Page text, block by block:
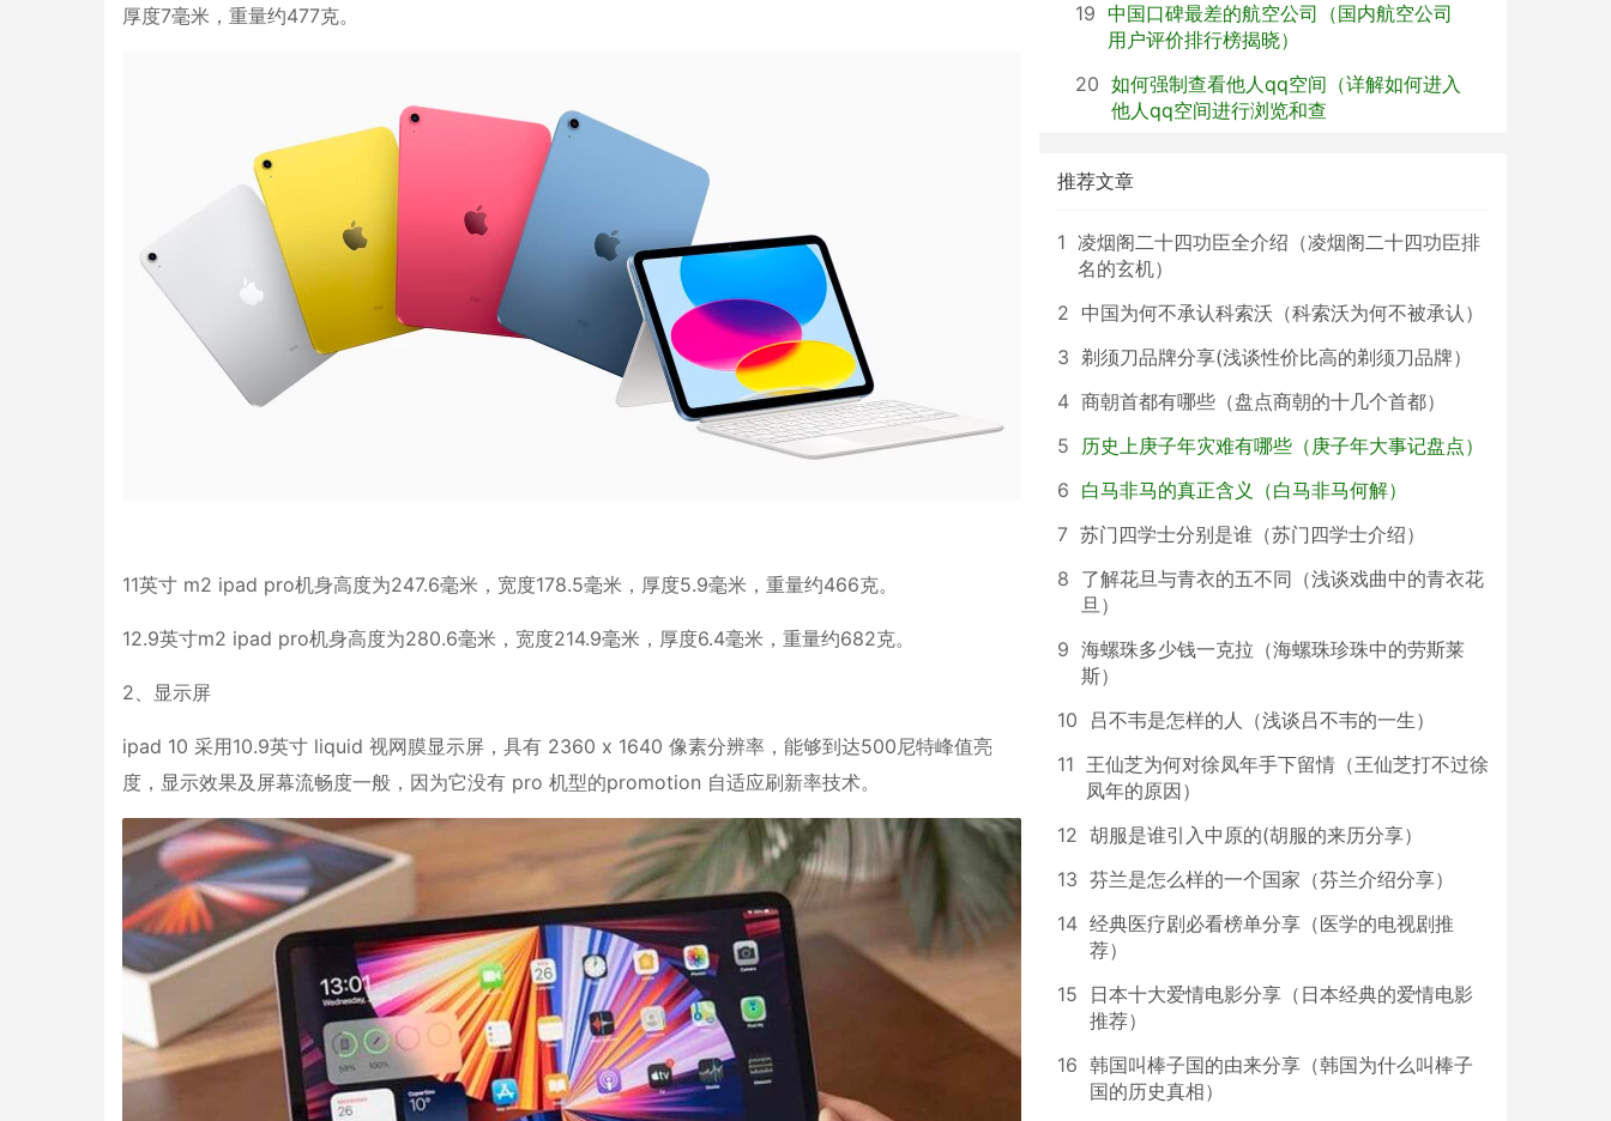
厚度7毫米，重量约477克。
11英寸 m2 ipad pro机身高度为247.6毫米，宽度178.5毫米，厚度5.9毫米，重量约466克。
12.9英寸m2 ipad pro机身高度为280.6毫米，宽度214.9毫米，厚度6.4毫米，重量约682克。
2、显示屏
ipad 10 采用10.9英寸 liquid 视网膜显示屏，具有 2360 x 1640 像素分辨率，能够到达500尼特峰值亮
度，显示效果及屏幕流畅度一般，因为它没有 pro 机型的promotion 自适应刷新率技术。
19 中国口碑最差的航空公司（国内航空公司
用户评价排行榜揭晓）
20 如何强制查看他人qq空间（详解如何进入
他人qq空间进行浏览和查
推荐文章
1 凌烟阁二十四功臣全介绍（凌烟阁二十四功臣排
名的玄机）
2 中国为何不承认科索沃（科索沃为何不被承认）
3 剃须刀品牌分享(浅谈性价比高的剃须刀品牌）
4 商朝首都有哪些（盘点商朝的十几个首都）
5 历史上庚子年灾难有哪些（庚子年大事记盘点）
6 白马非马的真正含义（白马非马何解）
7 苏门四学士分别是谁（苏门四学士介绍）
8 了解花旦与青衣的五不同（浅谈戏曲中的青衣花
旦）
9 海螺珠多少钱一克拉（海螺珠珍珠中的劳斯莱
斯）
10
吕不韦是怎样的人（浅谈吕不韦的一生）
11 王仙芝为何对徐凤年手下留情（王仙芝打不过徐
凤年的原因）
12 胡服是谁引入中原的(胡服的来历分享）
13 芬兰是怎么样的一个国家（芬兰介绍分享）
14 经典医疗剧必看榜单分享（医学的电视剧推
荐）
15
日本十大爱情电影分享（日本经典的爱情电影
推荐）
16 韩国叫棒子国的由来分享（韩国为什么叫棒子
国的历史真相）